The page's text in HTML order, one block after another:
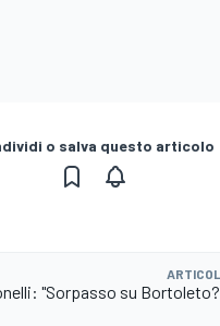
o salva questo articolo
"Sorpasso su